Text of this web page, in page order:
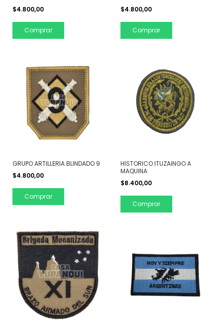
$4.800,00
Comprar
$4.800,00
Comprar
GRUPO ARTILLERIA BLINDADO 9
$4.800,00
Comprar
HISTORICO ITUZAINGO A
MAQUINA
$8.400,00
Comprar